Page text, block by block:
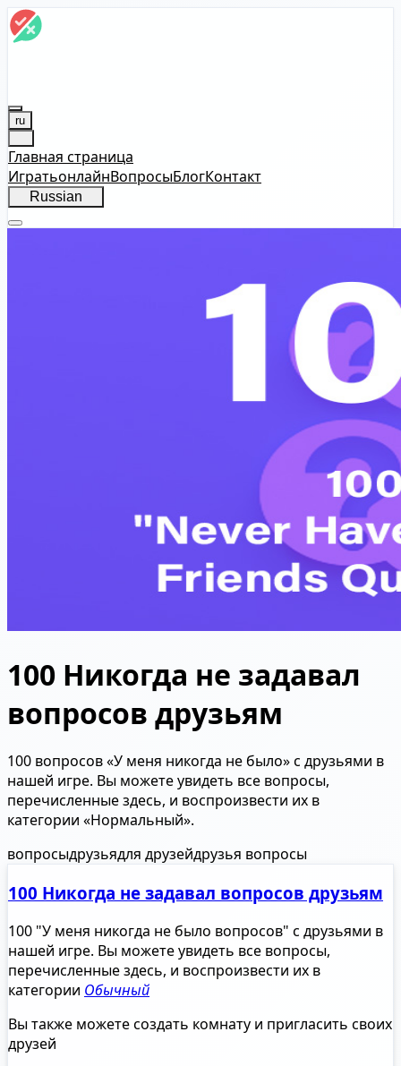
ru
Главная страница
ИгратьонлайнВопросыБлогКонтакт
Russian
100 Никогда не задавал
вопросов друзьям
100 вопросов «У меня никогда не было» с друзьями в
нашей игре. Вы можете увидеть все вопросы,
перечисленные здесь, и воспроизвести их в
категории «Нормальный».
вопросыдрузьядля друзейдрузья вопросы
100 Никогда не задавал вопросов друзьям
100 "У меня никогда не было вопросов" с друзьями в
нашей игре. Вы можете увидеть все вопросы,
перечисленные здесь, и воспроизвести их в
категории Обычный
Вы также можете создать комнату и пригласить своих
друзей